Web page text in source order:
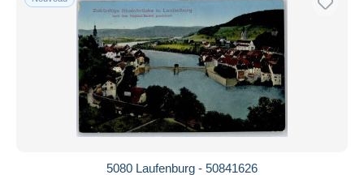
5080 Laufenburg - 50841626